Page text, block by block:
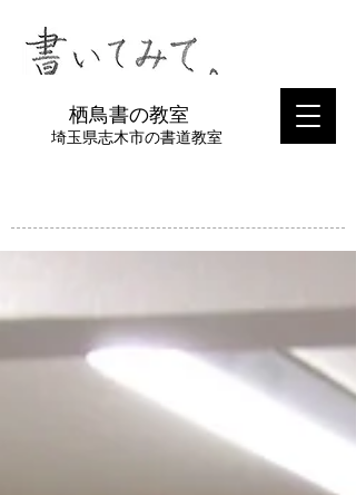
​栖鳥書の教室
埼玉県志木市の書道教室